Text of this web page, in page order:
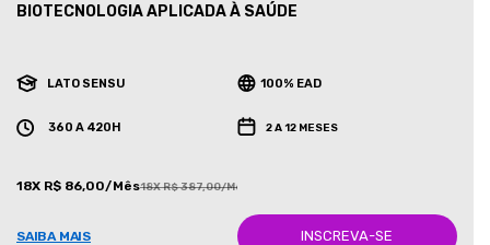
BIOTECNOLOGIA APLICADA À SAÚDE
LATO SENSU 100% EAD
360 A 420H 2 A 12 MESES
18X R$ 86,00/Mês18X R$ 387,00/Mês
SAIBA MAIS INSCREVA-SE